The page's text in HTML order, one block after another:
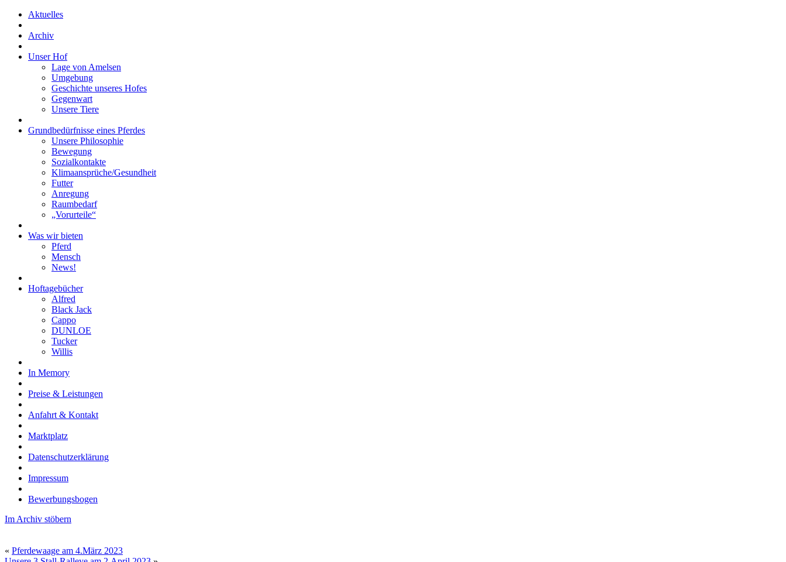
Aktuelles
Archiv
Unser Hof
Lage von Amelsen
Umgebung
Geschichte unseres Hofes
Gegenwart
Unsere Tiere
Grundbedürfnisse eines Pferdes
Unsere Philosophie
Bewegung
Sozialkontakte
Klimaansprüche/Gesundheit
Futter
Anregung
Raumbedarf
„Vorurteile“
Was wir bieten
Pferd
Mensch
News!
Hoftagebücher
Alfred
Black Jack
Cappo
DUNLOE
Tucker
Willis
In Memory
Preise & Leistungen
Anfahrt & Kontakt
Marktplatz
Datenschutzerklärung
Impressum
Bewerbungsbogen
Im Archiv stöbern
« Pferdewaage am 4.März 2023